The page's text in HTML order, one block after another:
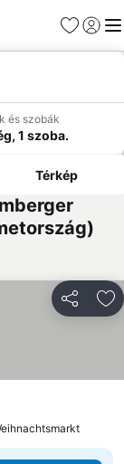
Kedvencek
és szobák
1 szoba.
Térkép